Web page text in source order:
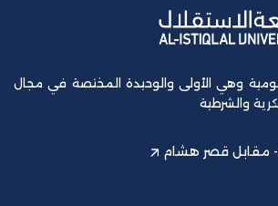
وهي الأولى والوحيدة المختصة في مجال
والشرطية
- مقابل قصر هشام